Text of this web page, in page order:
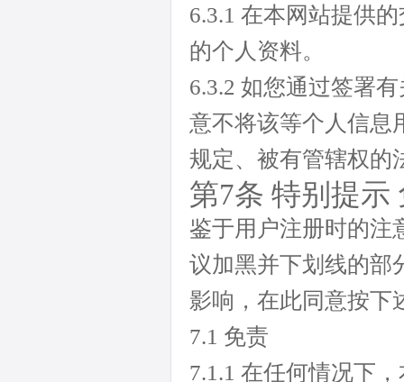
6.3.1 在本网站提供
的个人资料。
6.3.2 如您通过签署
意不将该等个人信息
规定、被有管辖权的
第7条 特别提示
鉴于用户注册时的注
议加黑并下划线的部
影响，在此同意按下
7.1 免责
7.1.1 在任何情况下